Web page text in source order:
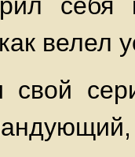
велел